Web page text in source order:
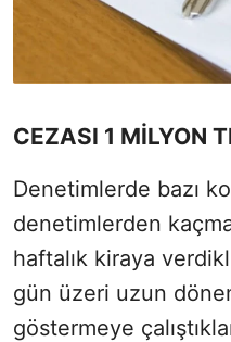
CEZASI 1 MİLYON
Denetimlerde bazı
denetimlerden
haftalık kiraya
gün üzeri uzun
göstermeye